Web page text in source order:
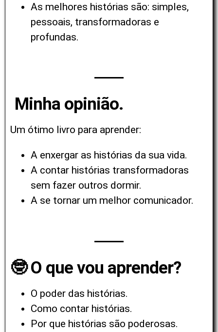
As melhores histórias são: simples,
pessoais, transformadoras e
profundas.
Minha opinião.
Um ótimo livro para aprender:
A enxergar as histórias da sua vida.
A contar histórias transformadoras
sem fazer outros dormir.
A se tornar um melhor comunicador.
🤓 O que vou aprender?
O poder das histórias.
Como contar histórias.
Por que histórias são poderosas.